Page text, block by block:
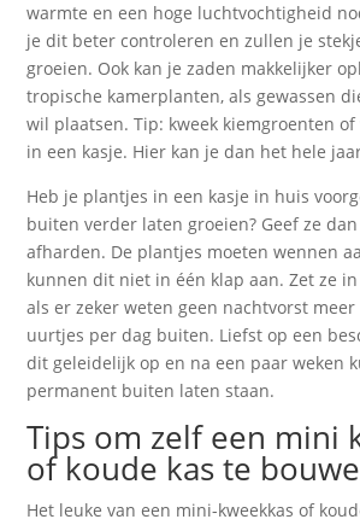
warmte en een hoge luchtvochtigheid
je dit beter controleren en zullen je
groeien. Ook kan je zaden makkelijker
tropische kamerplanten, als gewassen
wil plaatsen. Tip: kweek kiemgroenten
in een kasje. Hier kan je dan het hele
Heb je plantjes in een kasje in huis
buiten verder laten groeien? Geef ze
afharden. De plantjes moeten wennen
kunnen dit niet in één klap aan. Zet ze
als er zeker weten geen nachtvorst
uurtjes per dag buiten. Liefst op een
dit geleidelijk op en na een paar weken
permanent buiten laten staan.
Tips om zelf een mini
of koude kas te
Het leuke van een mini-kweekkas of